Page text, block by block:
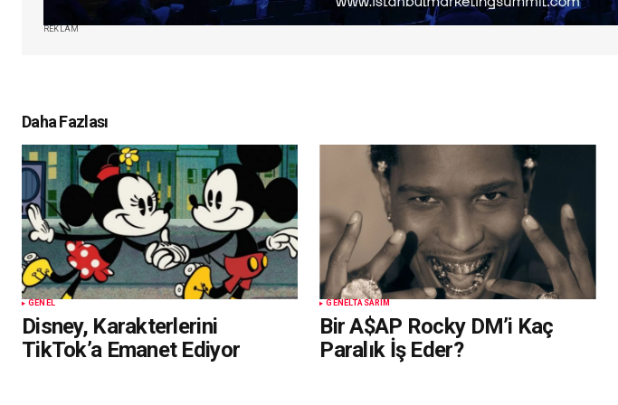
REKLAM
Daha Fazlası
GENEL
Disney, Karakterlerini
TikTok’a Emanet Ediyor
GENELTASARIM
Bir A$AP Rocky DM’i Kaç
Paralık İş Eder?